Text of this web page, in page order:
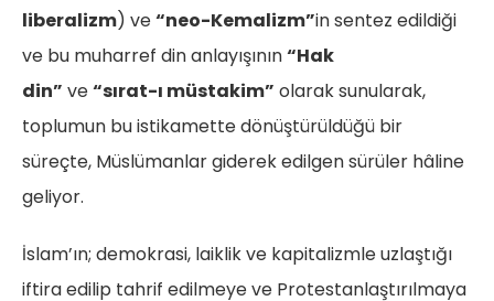
liberalizm) ve“neo-Kemalizm”in sentez edildiği
ve bu muharref din anlayışının“Hak
din” ve“sırat-ı müstakim” olarak sunularak,
toplumun bu istikamette dönüştürüldüğü bir
süreçte, Müslümanlar giderek edilgen sürüler hâline
geliyor.
İslam’ın; demokrasi, laiklik ve kapitalizmle uzlaştığı
iftira edilip tahrif edilmeye ve Protestanlaştırılmaya